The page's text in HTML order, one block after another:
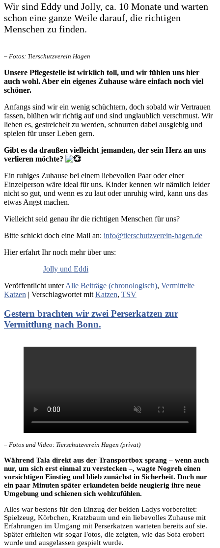
Wir sind Eddy und Jolly, ca. 10 Monate und warten
schon eine ganze Weile darauf, die richtigen
Menschen zu finden.
– Fotos: Tierschutzverein Hagen
Unsere Pflegestelle ist wirklich toll, und wir fühlen uns hier
auch wohl. Aber ein eigenes Zuhause wäre einfach noch viel
schöner.
Anfangs sind wir ein wenig schüchtern, doch sobald wir Vertrauen
fassen, blühen wir richtig auf und sind unglaublich verschmust. Wir
lieben es, gestreichelt zu werden, schnurren dabei ausgiebig und
spielen für unser Leben gern.
Gibt es da draußen vielleicht jemanden, der sein Herz an uns
verlieren möchte?
Ein ruhiges Zuhause bei einem liebevollen Paar oder einer
Einzelperson wäre ideal für uns. Kinder kennen wir nämlich leider
nicht so gut, und wenn es zu laut oder unruhig wird, kann uns das
etwas Angst machen.
Vielleicht seid genau ihr die richtigen Menschen für uns?
Bitte schickt doch eine Mail an: info@tierschutzverein-hagen.de
Hier erfahrt Ihr noch mehr über uns:
Jolly und Eddi
Veröffentlicht unter Alle Beiträge (chronologisch), Vermittelte
Katzen | Verschlagwortet mit Katzen, TSV
Gestern brachten wir zwei Perserkatzen zur
Vermittlung nach Bonn.
– Fotos und Video: Tierschutzverein Hagen (privat)
Während Tala direkt aus der Transportbox sprang – wenn auch
nur, um sich erst einmal zu verstecken –, wagte Nogreh einen
vorsichtigen Einstieg und blieb zunächst in Sicherheit. Doch nur
ein paar Minuten später erkundeten beide neugierig ihre neue
Umgebung und schienen sich wohlzufühlen.
Alles war bestens für den Einzug der beiden Ladys vorbereitet:
Spielzeug, Körbchen, Kratzbaum und ein liebevolles Zuhause mit
Erfahrungen im Umgang mit Perserkatzen warteten bereits auf sie.
Später erhielten wir sogar Fotos, die zeigten, wie das Sofa erobert
wurde und ausgelassen gespielt wurde.